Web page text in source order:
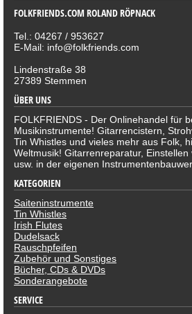
FOLKFRIENDS.COM ROLAND RÖPNACK
Tel.: 04267 / 953627
E-Mail: info@folkfriends.com
Lindenstraße 38
27389 Stemmen
ÜBER UNS
FOLKFRIENDS - Der Onlinehandel für
Musikinstrumente! Gitarrencistern,
Tin Whistles und vieles mehr aus Folk,
Weltmusik! Gitarrenreparatur,
usw. in der eigenen
KATEGORIEN
Saiteninstrumente
Tin Whistles
Irish Flutes
Dudelsack
Rauschpfeifen
Zubehör und Sonstiges
Bücher, CDs & DVDs
Sonderangebote
SERVICE